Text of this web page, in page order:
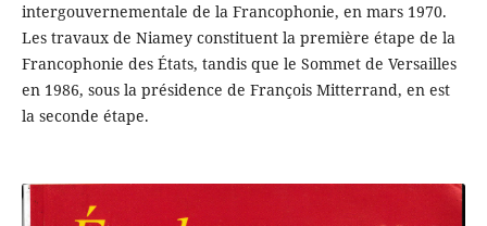
intergouvernementale de la Francophonie, en mars 1970.
Les travaux de Niamey constituent la première étape de la
Francophonie des États, tandis que le Sommet de Versailles
en 1986, sous la présidence de François Mitterrand, en est
la seconde étape.